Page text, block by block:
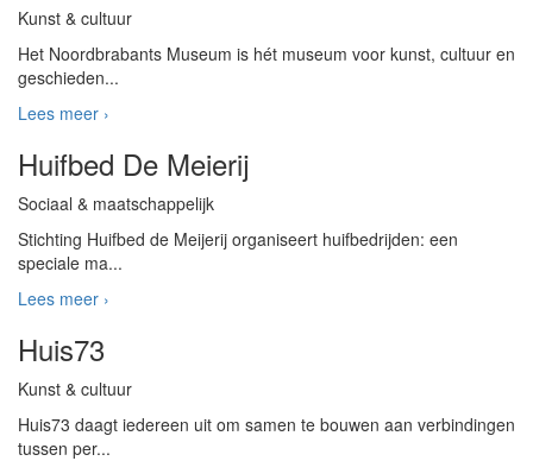
Kunst & cultuur
Het Noordbrabants Museum is hét museum voor kunst, cultuur en
geschieden...
Lees meer ›
Huifbed De Meierij
Sociaal & maatschappelijk
Stichting Huifbed de Meijerij organiseert huifbedrijden: een
speciale ma...
Lees meer ›
Huis73
Kunst & cultuur
Huis73 daagt iedereen uit om samen te bouwen aan verbindingen
tussen per...